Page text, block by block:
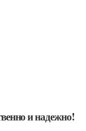
и надежно!